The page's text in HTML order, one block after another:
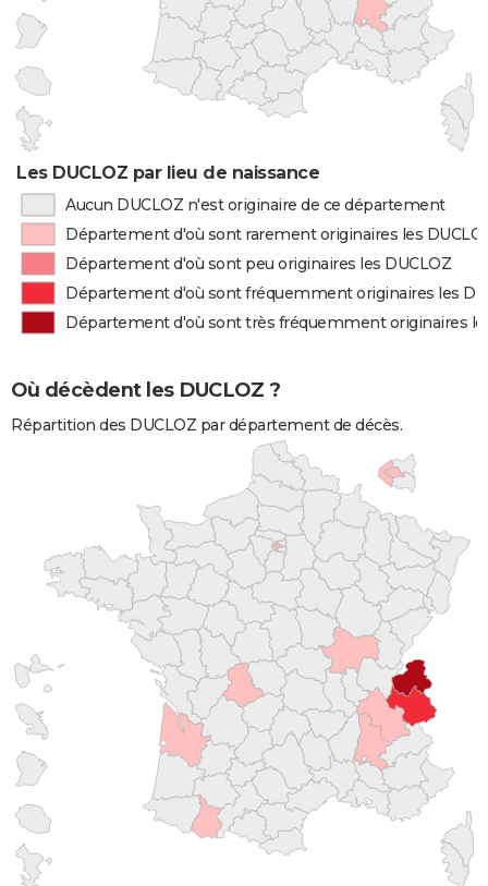
Les DUCLOZ par lieu de naissance
Aucun DUCLOZ n'est originaire de ce département
Département d'où sont rarement originaires les
Département d'où sont peu originaires les DUCLOZ
Département d'où sont fréquemment originaires les
Département d'où sont très fréquemment originaires
Où décèdent les DUCLOZ ?
Répartition des DUCLOZ par département de décès.